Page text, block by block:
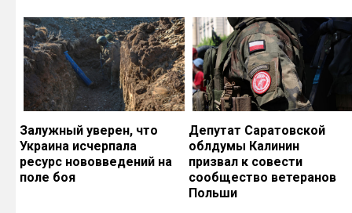
Залужный уверен, что
Украина исчерпала
ресурс нововведений на
поле боя
Депутат Саратовской
облдумы Калинин
призвал к совести
сообщество ветеранов
Польши